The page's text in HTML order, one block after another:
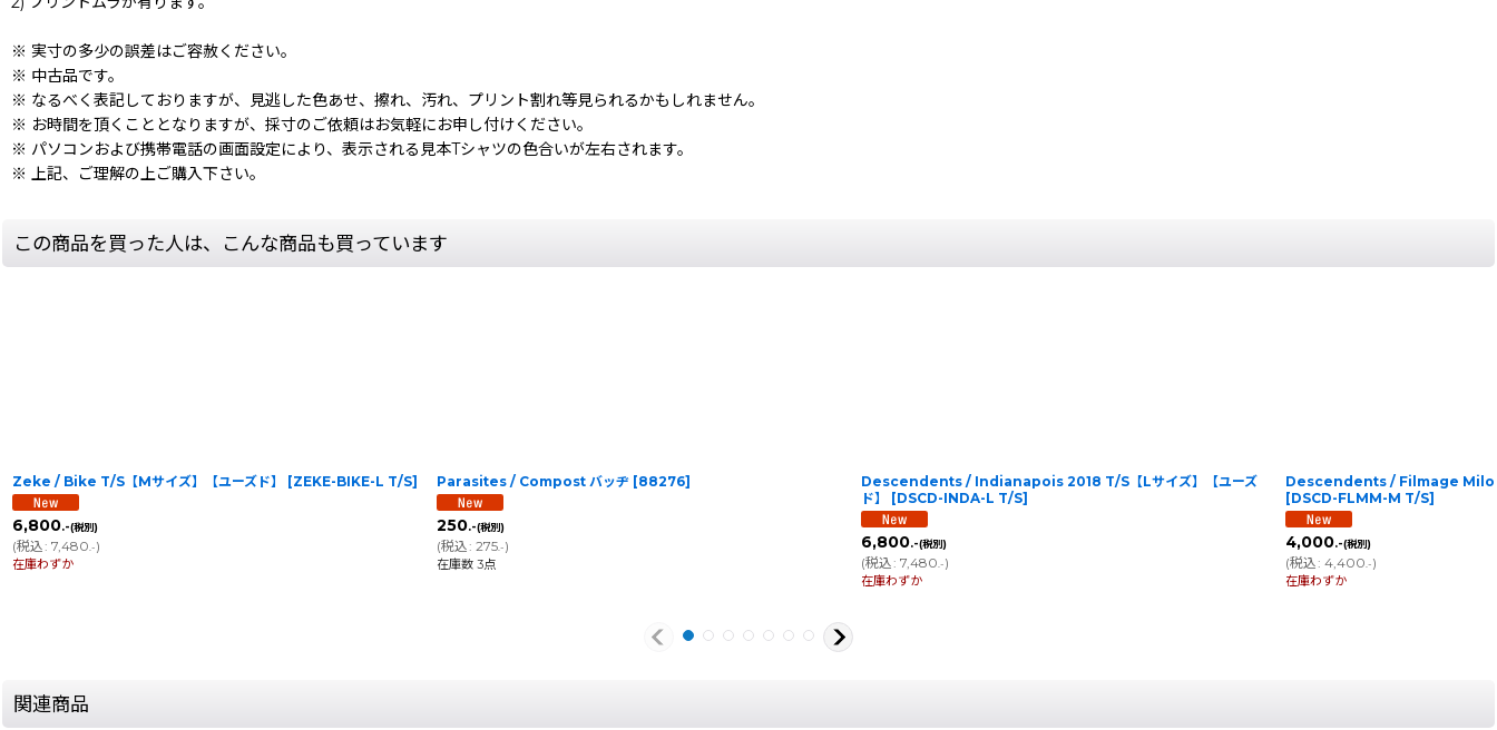
※ 実寸の多少の誤差はご容赦ください。
※ 中古品です。
※ なるべく表記しておりますが、見逃した色あせ、擦れ、汚れ、プリント割れ等見られるかもしれません。
※ お時間を頂くこととなりますが、採寸のご依頼はお気軽にお申し付けください。
※ パソコンおよび携帯電話の画面設定により、表示される見本Tシャツの色合いが左右されます。
※ 上記、ご理解の上ご購入下さい。
この商品を買った人は、こんな商品も買っています
Zeke / Bike T/S【Mサイズ】【ユーズド】 [ZEKE-BIKE-L T/S]
6,800.-(税別)
(税込: 7,480 .-)
在庫わずか
Parasites / Compost バッヂ [88276]
250.-(税別)
(税込: 275.-)
在庫数 3点
Descendents / Indianapois 2018 T/S【Lサイズ】【ユーズ
ド】
[DSCD-INDA-L T/S]
6,800.-(税別)
(税込: 7,480.-)
在庫わずか
Descendents / Filmage Milo
[DSCD-FLMM-M T/S]
4,000.-(税別)
(税込: 4,400.-)
在庫わずか
関連商品